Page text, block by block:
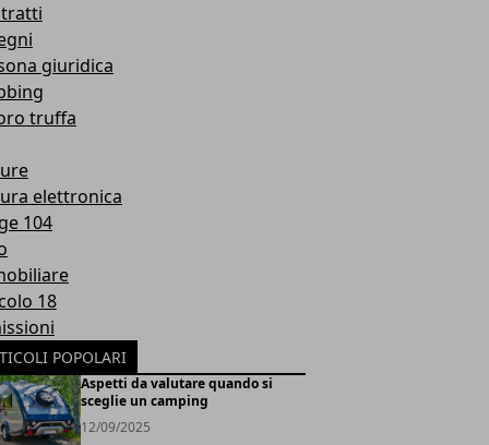
giuridica
truffa
elettronica
104
18
POPOLARI
Aspetti da valutare quando si
sceglie un camping
12/09/2025